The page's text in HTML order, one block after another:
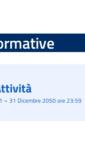
– 31 Dicembre 2050 ore 23:59